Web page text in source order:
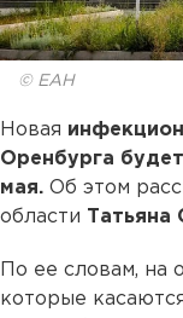
© ЕАН
Новая
Оренбурга
мая. Об этом
области Татьяна
По ее словам, на
которые